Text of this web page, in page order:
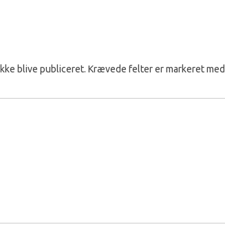
blive publiceret. Krævede felter er markeret med